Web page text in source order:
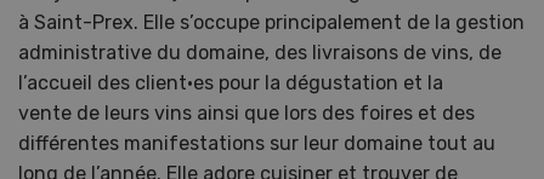
à Saint-Prex. Elle s’occupe principalement de la gestion
administrative du domaine, des livraisons de vins, de
l’accueil des client·es pour la dégustation et la
vente de leurs vins ainsi que lors des foires et des
différentes manifestations sur leur domaine tout au
long de l’année. Elle adore cuisiner et trouver de